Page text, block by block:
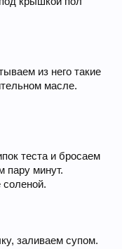
из него такие
масле.
теста и бросаем
пару минут.
заливаем супом.